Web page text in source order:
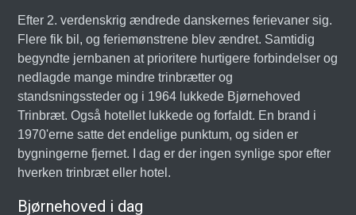
Efter 2. verdenskrig ændrede danskernes ferievaner sig.
Flere fik bil, og feriemønstrene blev ændret. Samtidig
begyndte jernbanen at prioritere hurtigere forbindelser og
nedlagde mange mindre trinbrætter og
standsningssteder og i 1964 lukkede Bjørnehoved
Trinbræt. Også hotellet lukkede og forfaldt. En brand i
1970'erne satte det endelige punktum, og siden er
bygningerne fjernet. I dag er der ingen synlige spor efter
hverken trinbræt eller hotel.
Bjørnehoved i dag